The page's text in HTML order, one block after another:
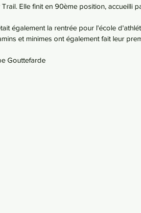
Trail. Elle finit en 90ème position, accueilli
également la rentrée pour l'école
et minimes ont également fait leur
Gouttefarde